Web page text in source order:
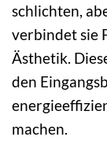
schlichten,
verbindet sie
Ästhetik.
den
machen.